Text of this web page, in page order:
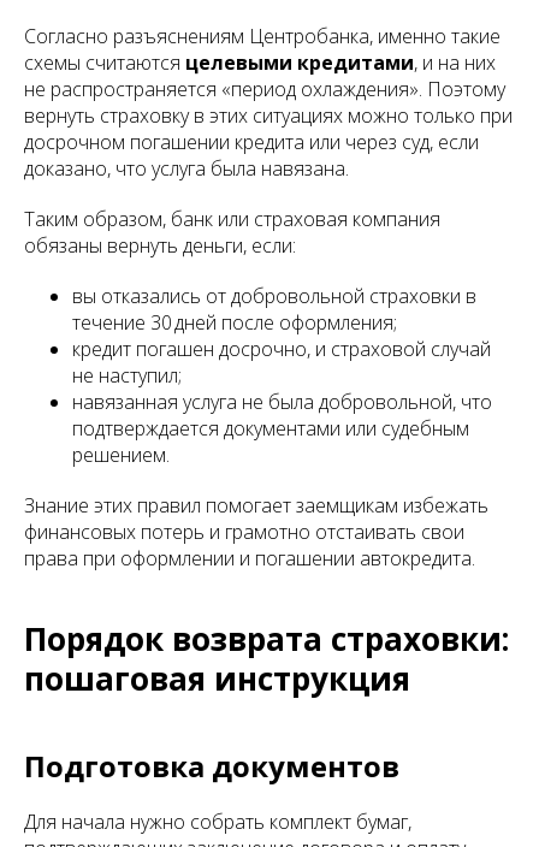
Согласно разъяснениям Центробанка, именно такие
схемы считаются целевыми кредитами, и на них
не распространяется «период охлаждения». Поэтому
вернуть страховку в этих ситуациях можно только при
досрочном погашении кредита или через суд, если
доказано, что услуга была навязана.
Таким образом, банк или страховая компания
обязаны вернуть деньги, если:
вы отказались от добровольной страховки в
течение 30 дней после оформления;
кредит погашен досрочно, и страховой случай
не наступил;
навязанная услуга не была добровольной, что
подтверждается документами или судебным
решением.
Знание этих правил помогает заемщикам избежать
финансовых потерь и грамотно отстаивать свои
права при оформлении и погашении автокредита.
Порядок возврата страховки:
пошаговая инструкция
Подготовка документов
Для начала нужно собрать комплект бумаг,